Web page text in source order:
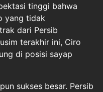
tinggi bahwa
yang tidak
dari Persib
terakhir ini, Ciro
di posisi sayap
sukses besar. Persib